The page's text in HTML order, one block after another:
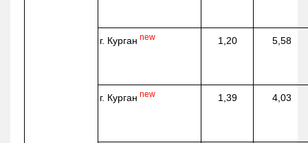
г. Курган new 1,20 5,58
г. Курган new 1,39 4,03